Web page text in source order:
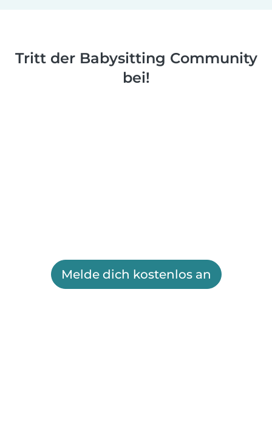
Tritt der Babysitting Community
bei!
Melde dich kostenlos an